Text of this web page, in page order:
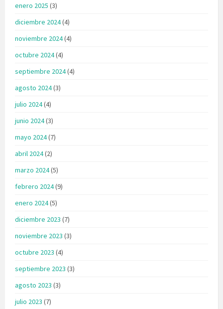
enero 2025 (3)
diciembre 2024(4)
noviembre 2024(4)
octubre 2024(4)
septiembre 2024(4)
agosto 2024(3)
julio 2024(4)
junio 2024(3)
mayo 2024(7)
abril 2024(2)
marzo 2024(5)
febrero 2024(9)
enero 2024(5)
diciembre 2023 (7)
noviembre 2023 (3)
octubre 2023 (4)
septiembre 2023 (3)
agosto 2023 (3)
julio 2023 (7)